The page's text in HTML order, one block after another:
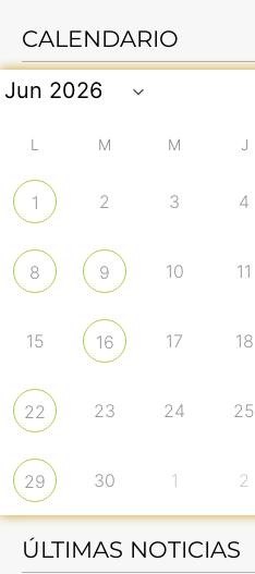
CALENDARIO
L M M J
1 2 3 4
8 9 10 11
15 16 17 18
22 23 24 25
29 30 1 2
ÚLTIMAS NOTICIAS